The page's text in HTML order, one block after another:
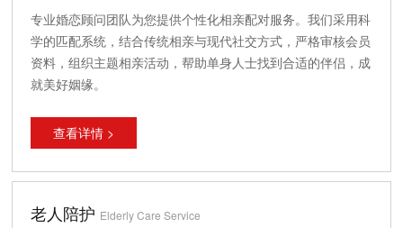
专业婚恋顾问团队为您提供个性化相亲配对服务。我们采用科
学的匹配系统，结合传统相亲与现代社交方式，严格审核会员
资料，组织主题相亲活动，帮助单身人士找到合适的伴侣，成
就美好姻缘。
查看详情 >
老人陪护 Elderly Care Service